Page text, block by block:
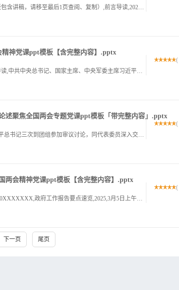
重点内容解读,2025年政府工作报告,（关于配套讲稿的说明：本PPT模板包含讲稿，请移至最后1页查阅、复制）,前言导读,2025 年3月5日，第十四届全国人民代表大会第三次会议开幕，国务院总理李强作政.
精神党课ppt模板【含完整内容】.pptx
,十四届全国人大三次会议,2025,全国两会,政府工作报告要点速览,前言导读,中共中央总书记、国家主席、中央军委主席习近平1月9日上午在中国共产党第二十届中央纪律检查委员会第二次全体会议上发表重要讲话.
(
述聚焦全国两会专题党课ppt模板「带完整内容」.pptx
2025两会上总书记的重要论述,汇报部门：XXX,2025年全国两会，习近平总书记三次到团组参加审议讨论，同代表委员深入交流、共商国是。,（关于配套讲稿的说明：本PPT模板包含讲稿，请移至最后1页查阅.
(
两会精神党课ppt模板【含完整内容】.pptx
深入学习贯彻2025年全国两会精神党课PPT课件,汇报人：XXX 时间：20XXXXXXX,政府工作报告要点速览,2025,3月5日上午9时，第十四届全国人民代表大会第三次会议在人民大会堂举行开幕会。.
(
下一页 尾页